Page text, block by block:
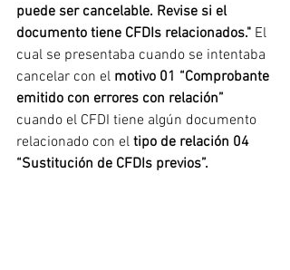
puede ser cancelable. Revise si el
documento tiene CFDIs relacionados." El
cual se presentaba cuando se intentaba
cancelar con el motivo 01 “Comprobante
emitido con errores con relación”
cuando el CFDI tiene algún documento
relacionado con el tipo de relación 04
“Sustitución de CFDIs previos”.